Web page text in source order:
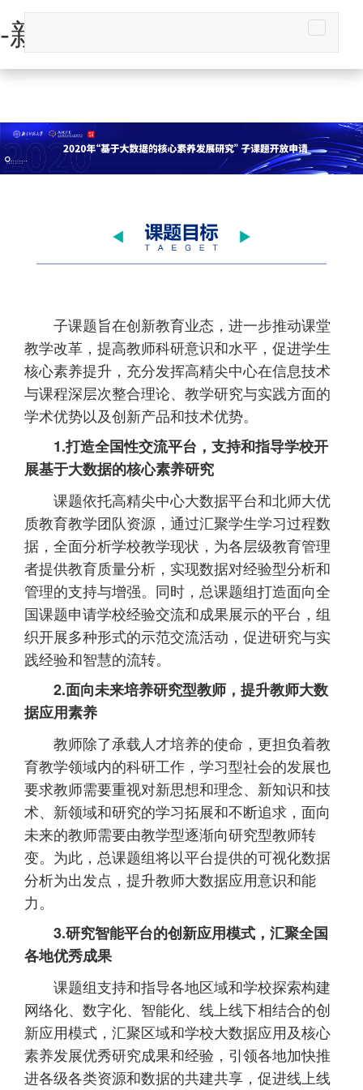
-新全讯平台
子课题旨在创新教育业态，进一步推动课堂
教学改革，提高教师科研意识和水平，促进学生
核心素养提升，充分发挥高精尖中心在信息技术
与课程深层次整合理论、教学研究与实践方面的
学术优势以及创新产品和技术优势。
1.打造全国性交流平台，支持和指导学校开
展基于大数据的核心素养研究
课题依托高精尖中心大数据平台和北师大优
质教育教学团队资源，通过汇聚学生学习过程数
据，全面分析学校教学现状，为各层级教育管理
者提供教育质量分析，实现数据对经验型分析和
管理的支持与增强。同时，总课题组打造面向全
国课题申请学校经验交流和成果展示的平台，组
织开展多种形式的示范交流活动，促进研究与实
践经验和智慧的流转。
2.面向未来培养研究型教师，提升教师大数
据应用素养
教师除了承载人才培养的使命，更担负着教
育教学领域内的科研工作，学习型社会的发展也
要求教师需要重视对新思想和理念、新知识和技
术、新领域和研究的学习拓展和不断追求，面向
未来的教师需要由教学型逐渐向研究型教师转
变。为此，总课题组将以平台提供的可视化数据
分析为出发点，提升教师大数据应用意识和能
力。
3.研究智能平台的创新应用模式，汇聚全国
各地优秀成果
课题组支持和指导各地区域和学校探索构建
网络化、数字化、智能化、线上线下相结合的创
新应用模式，汇聚区域和学校大数据应用及核心
素养发展优秀研究成果和经验，引领各地加快推
进各级各类资源和数据的共建共享，促进线上线